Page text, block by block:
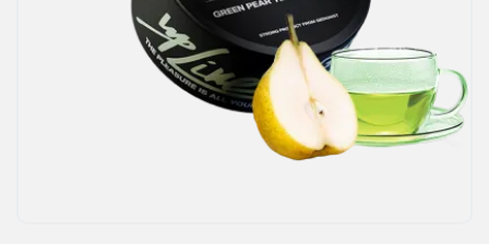
Рідини для електронних сигарет
Подарункові набори